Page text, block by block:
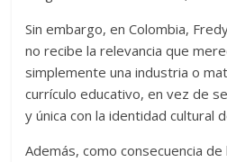
Sin embargo, en Colombia,
no recibe la relevancia que
simplemente una industria o
currículo educativo, en vez de
y única con la identidad cultural
Además, como consecuencia